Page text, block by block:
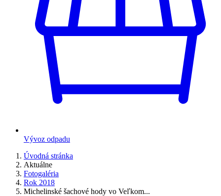
Vývoz odpadu
Úvodná stránka
Aktuálne
Fotogaléria
Rok 2018
Michelinské šachové hody vo Veľkom...